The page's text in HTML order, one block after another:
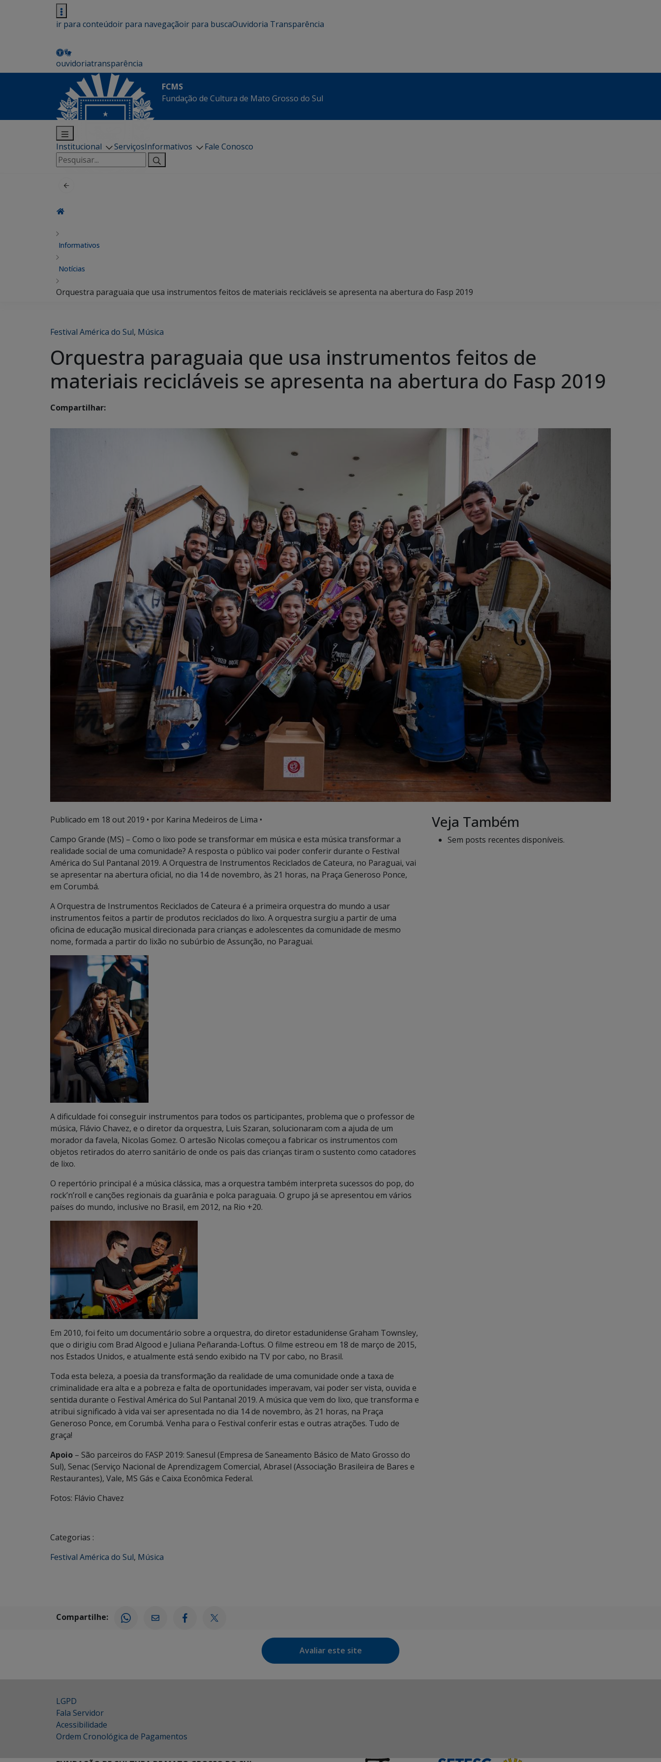
ir para conteúdoir para navegaçãoir para buscaOuvidoria Transparência
ouvidoriatransparência
FCMS
Fundação de Cultura de Mato Grosso do Sul
Institucional ServiçosInformativos
Fale Conosco
Pesquisar
por:
Informativos
Notícias
Orquestra paraguaia que usa instrumentos feitos de materiais recicláveis se apresenta na abertura do Fasp 2019
Festival América do Sul, Música
Orquestra paraguaia que usa instrumentos feitos de
materiais recicláveis se apresenta na abertura do Fasp 2019
Compartilhar:
Publicado em 18 out 2019 • por Karina Medeiros de Lima •
Campo Grande (MS) – Como o lixo pode se transformar em música e esta música transformar a
realidade social de uma comunidade? A resposta o público vai poder conferir durante o Festival
América do Sul Pantanal 2019. A Orquestra de Instrumentos Reciclados de Cateura, no Paraguai, vai
se apresentar na abertura oficial, no dia 14 de novembro, às 21 horas, na Praça Generoso Ponce,
em Corumbá.
A Orquestra de Instrumentos Reciclados de Cateura é a primeira orquestra do mundo a usar
instrumentos feitos a partir de produtos reciclados do lixo. A orquestra surgiu a partir de uma
oficina de educação musical direcionada para crianças e adolescentes da comunidade de mesmo
nome, formada a partir do lixão no subúrbio de Assunção, no Paraguai.
A dificuldade foi conseguir instrumentos para todos os participantes, problema que o professor de
música, Flávio Chavez, e o diretor da orquestra, Luis Szaran, solucionaram com a ajuda de um
morador da favela, Nicolas Gomez. O artesão Nicolas começou a fabricar os instrumentos com
objetos retirados do aterro sanitário de onde os pais das crianças tiram o sustento como catadores
de lixo.
O repertório principal é a música clássica, mas a orquestra também interpreta sucessos do pop, do
rock’n’roll e canções regionais da guarânia e polca paraguaia. O grupo já se apresentou em vários
países do mundo, inclusive no Brasil, em 2012, na Rio +20.
Em 2010, foi feito um documentário sobre a orquestra, do diretor estadunidense Graham Townsley,
que o dirigiu com Brad Algood e Juliana Peñaranda-Loftus. O filme estreou em 18 de março de 2015,
nos Estados Unidos, e atualmente está sendo exibido na TV por cabo, no Brasil.
Toda esta beleza, a poesia da transformação da realidade de uma comunidade onde a taxa de
criminalidade era alta e a pobreza e falta de oportunidades imperavam, vai poder ser vista, ouvida e
sentida durante o Festival América do Sul Pantanal 2019. A música que vem do lixo, que transforma e
atribui significado à vida vai ser apresentada no dia 14 de novembro, às 21 horas, na Praça
Generoso Ponce, em Corumbá. Venha para o Festival conferir estas e outras atrações. Tudo de
graça!
Apoio – São parceiros do FASP 2019: Sanesul (Empresa de Saneamento Básico de Mato Grosso do
Sul), Senac (Serviço Nacional de Aprendizagem Comercial, Abrasel (Associação Brasileira de Bares e
Restaurantes), Vale, MS Gás e Caixa Econômica Federal.
Fotos: Flávio Chavez
Categorias :
Festival América do Sul, Música
Veja Também
Sem posts recentes disponíveis.
Compartilhe:
Avaliar este site
LGPD
Fala Servidor
Acessibilidade
Ordem Cronológica de Pagamentos